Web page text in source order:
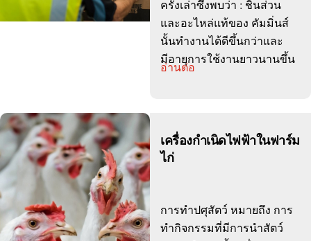
ครั้งเล่าซึ่งพบว่า : ชิ้นส่วน
และอะไหล่แท้ของ คัมมิ่นส์
นั้นทำงานได้ดีขึ้นกว่าและ
มีอายุการใช้งานยาวนานขึ้น
อ่านต่อ
เครื่องกำเนิดไฟฟ้าในฟาร์ม
ไก่
การทำปศุสัตว์ หมายถึง การ
ทำกิจกรรมที่มีการนำสัตว์